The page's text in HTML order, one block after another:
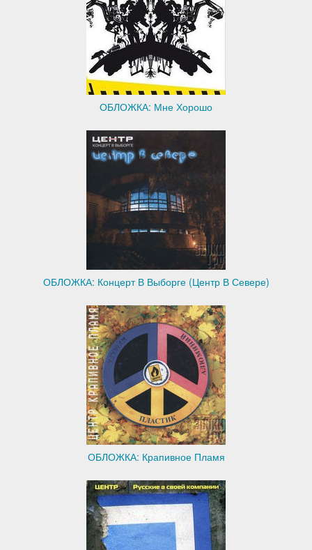
ОБЛОЖКА: Мне Хорошо
ОБЛОЖКА: Концерт В Выборге (Центр В Севере)
ОБЛОЖКА: Крапивное Пламя